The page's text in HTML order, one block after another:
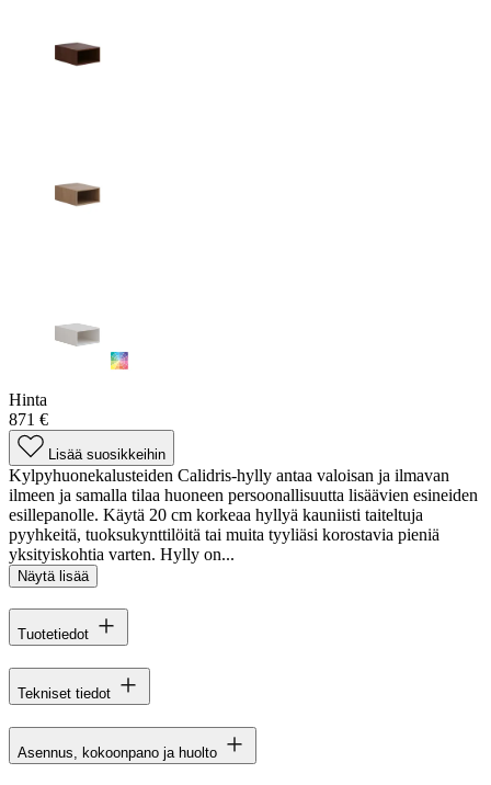
Hinta
871 €
Lisää suosikkeihin
Kylpyhuonekalusteiden Calidris-hylly antaa valoisan ja ilmavan
ilmeen ja samalla tilaa huoneen persoonallisuutta lisäävien esineiden
esillepanolle. Käytä 20 cm korkeaa hyllyä kauniisti taiteltuja
pyyhkeitä, tuoksukynttilöitä tai muita tyyliäsi korostavia pieniä
yksityiskohtia varten. Hylly on...
Näytä lisää
Tuotetiedot
Tekniset tiedot
Asennus, kokoonpano ja huolto